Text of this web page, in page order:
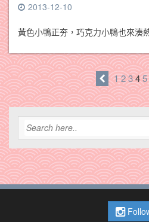
2013-12-10
黃色小鴨正夯，巧克力小鴨也來湊
12345